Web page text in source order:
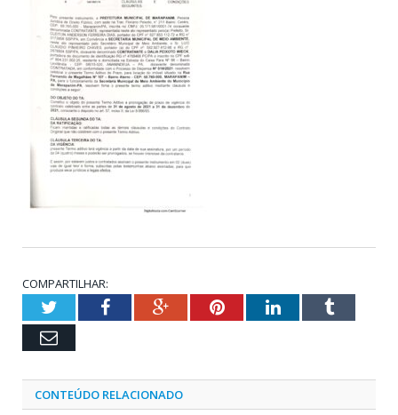
COMPARTILHAR:
TwitterFacebookGoogle+PinterestLinkedInTumblr
Email
CONTEÚDO RELACIONADO